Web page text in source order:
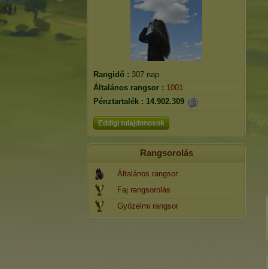
Rangidő : 307 nap
Általános rangsor : 1001.
Pénztartalék : 14.902.309
Eddigi tulajdonosok
Rangsorolás
Általános rangsor
Faj rangsorolás
Győzelmi rangsor